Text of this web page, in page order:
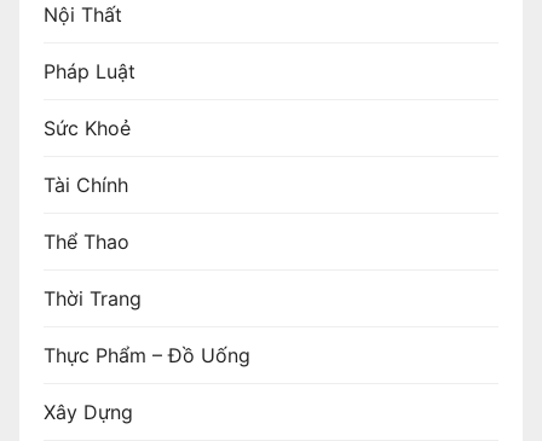
Nội Thất
Pháp Luật
Sức Khoẻ
Tài Chính
Thể Thao
Thời Trang
Thực Phẩm – Đồ Uống
Xây Dựng